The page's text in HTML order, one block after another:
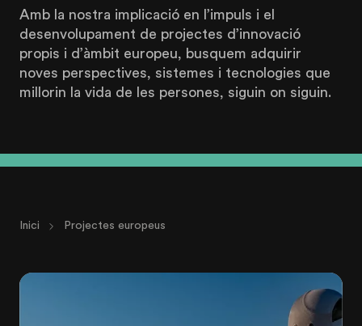
Amb la nostra implicació en l’impuls i el
desenvolupament de projectes d’innovació
propis i d’àmbit europeu, busquem adquirir
noves perspectives, sistemes i tecnologies que
millorin la vida de les persones, siguin on siguin.
Inici Projectes europeus